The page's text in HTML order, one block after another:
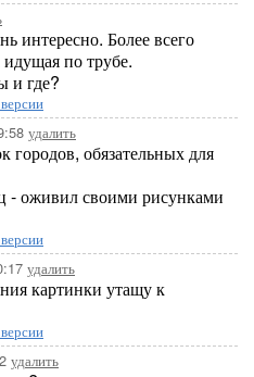
интересно. Более всего
по трубе.
и где?
удалить
городов, обязательных для
- оживил своими рисунками
удалить
картинки утащу к
удалить